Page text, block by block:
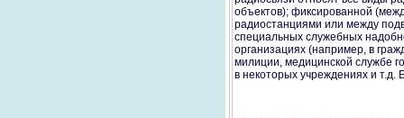
объектов); фиксированной
радиостанциями или между
специальных служебных
организациях (например, в
милиции, медицинской службе
в некоторых учреждениях и